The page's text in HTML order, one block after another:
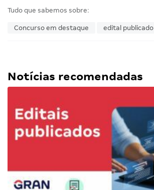
Tudo que sabemos sobre:
Concurso em destaque edital publicado
Notícias recomendadas